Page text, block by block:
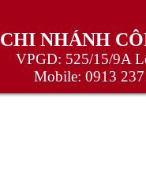
CHI NHÁNH
VPGD: 525/15/9A
Mobile: 0913